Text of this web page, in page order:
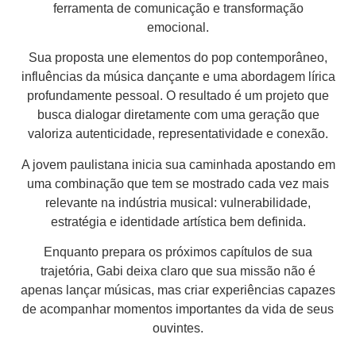
ferramenta de comunicação e transformação
emocional.
Sua proposta une elementos do pop contemporâneo,
influências da música dançante e uma abordagem lírica
profundamente pessoal. O resultado é um projeto que
busca dialogar diretamente com uma geração que
valoriza autenticidade, representatividade e conexão.
A jovem paulistana inicia sua caminhada apostando em
uma combinação que tem se mostrado cada vez mais
relevante na indústria musical: vulnerabilidade,
estratégia e identidade artística bem definida.
Enquanto prepara os próximos capítulos de sua
trajetória, Gabi deixa claro que sua missão não é
apenas lançar músicas, mas criar experiências capazes
de acompanhar momentos importantes da vida de seus
ouvintes.